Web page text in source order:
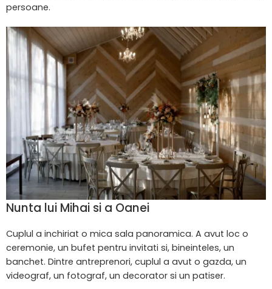
persoane.
Nunta lui Mihai si a Oanei
Cuplul a inchiriat o mica sala panoramica. A avut loc o
ceremonie, un bufet pentru invitati si, bineinteles, un
banchet. Dintre antreprenori, cuplul a avut o gazda, un
videograf, un fotograf, un decorator si un patiser.